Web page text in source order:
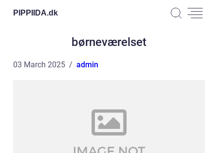
PIPPIIDA.dk
børneværelset
03 March 2025 admin